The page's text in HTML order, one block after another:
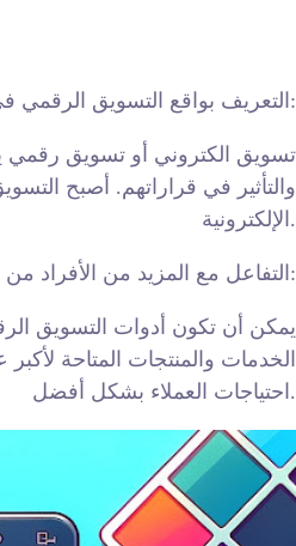
التعريف بواقع التسويق الرقمي في المجتمع العربي:
تسويق الكتروني أو تسويق رقمي
والتأثير في قراراتهم. أصبح
الإلكترونية.
التفاعل مع المزيد من الأفراد من خلال استخدام أدوات التسويق الرقمي:
يمكن أن تكون أدوات التسويق
الخدمات والمنتجات المتاحة
احتياجات العملاء بشكل أفضل.